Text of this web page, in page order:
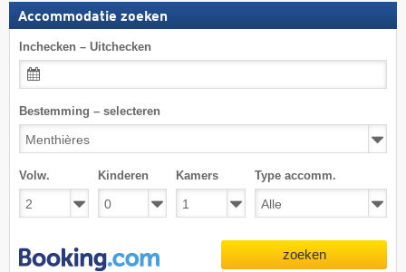
Accommodatie zoeken
Inchecken – Uitchecken
Bestemming – selecteren
Volw. Kinderen Kamers Type accomm.
zoeken